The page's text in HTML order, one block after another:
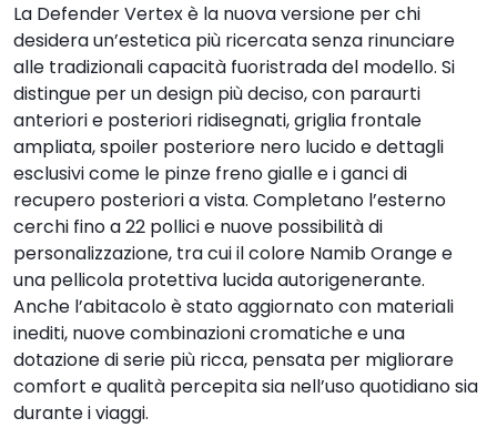
La Defender Vertex è la nuova versione per chi
desidera un’estetica più ricercata senza rinunciare
alle tradizionali capacità fuoristrada del modello. Si
distingue per un design più deciso, con paraurti
anteriori e posteriori ridisegnati, griglia frontale
ampliata, spoiler posteriore nero lucido e dettagli
esclusivi come le pinze freno gialle e i ganci di
recupero posteriori a vista. Completano l’esterno
cerchi fino a 22 pollici e nuove possibilità di
personalizzazione, tra cui il colore Namib Orange e
una pellicola protettiva lucida autorigenerante.
Anche l’abitacolo è stato aggiornato con materiali
inediti, nuove combinazioni cromatiche e una
dotazione di serie più ricca, pensata per migliorare
comfort e qualità percepita sia nell’uso quotidiano sia
durante i viaggi.